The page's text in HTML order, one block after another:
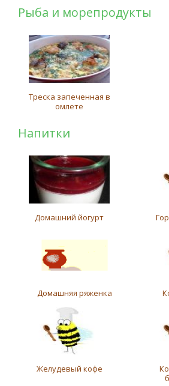
Рыба и морепродукты
Треска запеченная в
омлете
Напитки
Домашний йогурт
Домашняя ряженка
Желудевый кофе